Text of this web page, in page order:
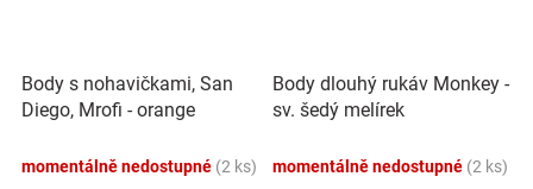
Body s nohavičkami, San
Diego, Mrofi - orange
momentálně nedostupné (2 ks)
Body dlouhý rukáv Monkey -
sv. šedý melírek
momentálně nedostupné (2 ks)